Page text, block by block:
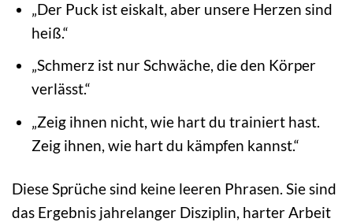
„Der Puck ist eiskalt, aber unsere Herzen sind
heiß.“
„Schmerz ist nur Schwäche, die den Körper
verlässt.“
„Zeig ihnen nicht, wie hart du trainiert hast.
Zeig ihnen, wie hart du kämpfen kannst.“
Diese Sprüche sind keine leeren Phrasen. Sie sind
das Ergebnis jahrelanger Disziplin, harter Arbeit